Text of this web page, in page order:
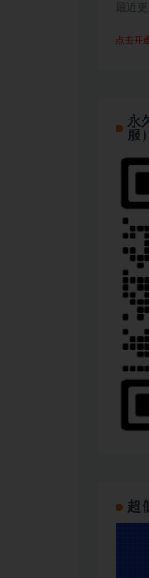
最近更
点击开
永
服）
超